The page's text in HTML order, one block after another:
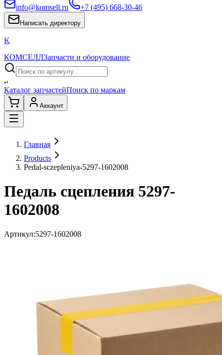
info@komsell.ru +7 (495) 668-30-46
Написать директору
K
КОМСЕЛЛЗапчасти и оборудование
↵
Каталог запчастейПоиск по маркам
Аккаунт
Главная
Products
Pedal-sczepleniya-5297-1602008
Педаль сцепления 5297-
1602008
Артикул:5297-1602008